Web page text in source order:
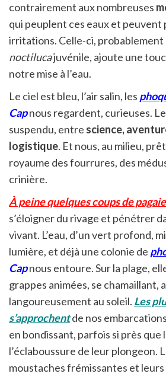
contrairement aux nombreuses
qui peuplent ces eaux et peuvent
irritations. Celle-ci, probablement
noctilucajuvénile, ajoute une
notre mise à l’eau.
Le ciel est bleu, l’air salin, les
Capnous regardent, curieuses.
suspendu, entre science,
logistique. Et nous, au milieu,
royaume des fourrures, des
crinière.
À peine quelques coups de pagaie
s’éloigner du rivage et pénétrer
vivant. L’eau, d’un vert profond,
lumière, et déjà une colonie de
Capnous entoure. Sur la plage,
grappes animées, se chamaillant,
langoureusement au soleil. Les
s’approchentde nos
en bondissant, parfois si près que
l’éclaboussure de leur plongeon.
moustaches frémissantes et